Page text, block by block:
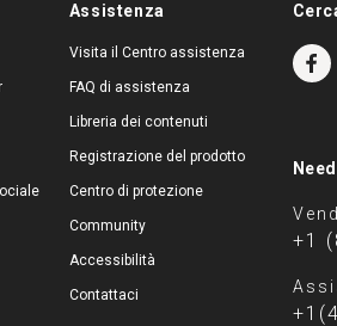
Assistenza
Visita il Centro assistenza
FAQ di assistenza
Libreria dei contenuti
Registrazione del prodotto
Centro di protezione
Community
Accessibilità
Contattaci
+1